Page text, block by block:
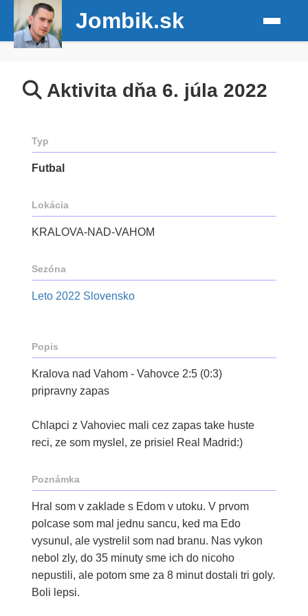
Jombik.sk
Aktivita dňa 6. júla 2022
Typ
Futbal
Lokácia
KRALOVA-NAD-VAHOM
Sezóna
Leto 2022 Slovensko
Popis
Kralova nad Vahom - Vahovce 2:5 (0:3)
pripravny zapas
Chlapci z Vahoviec mali cez zapas take huste
reci, ze som myslel, ze prisiel Real Madrid:)
Poznámka
Hral som v zaklade s Edom v utoku. V prvom
polcase som mal jednu sancu, ked ma Edo
vysunul, ale vystrelil som nad branu. Nas vykon
nebol zly, do 35 minuty sme ich do nicoho
nepustili, ale potom sme za 8 minut dostali tri goly.
Boli lepsi.